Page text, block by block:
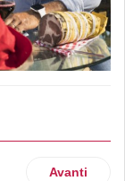
della
Articolo
Avanti